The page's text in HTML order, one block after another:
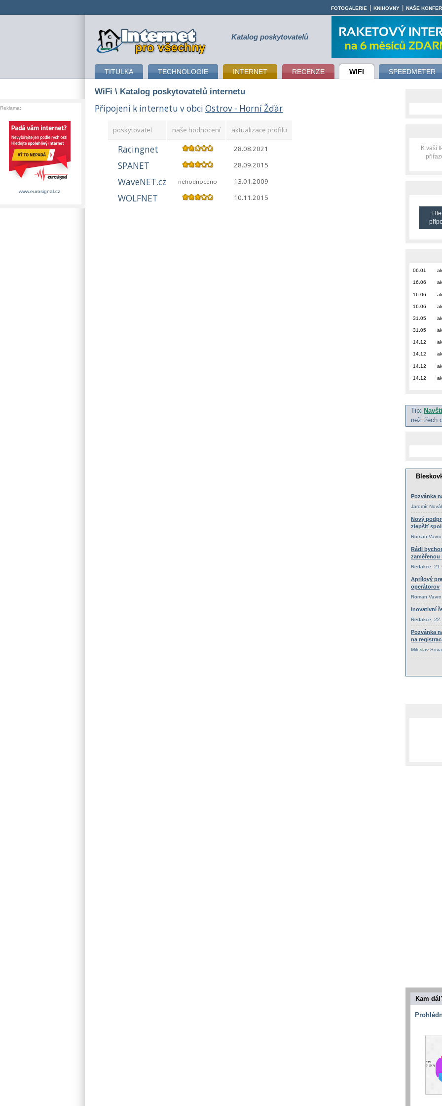
připojení k internetu Katalog poskytovatelů
TITULKA TECHNOLOGIE INTERNET RECENZE WIFI SPEEDMETER
FOTOGALERIE KNIHOVNY NAŠE
WiFi \ Katalog poskytovatelů internetu
Připojení k internetu v obci Ostrov - Horní Žďár
poskytovatel naše hodnocení aktualizace profilu
Racingnet 28.08.2021
SPANET 28.09.2015
WaveNET.cz nehodnoceno 13.01.2009
WOLFNET 10.11.2015
K vaší
06.01
16.06
16.06
16.06
31.05
31.05
14.12
14.12
14.12
14.12
Tip:
než třech
Kam
Reklama:
www.eurosignal.cz